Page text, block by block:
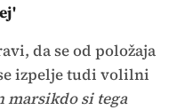
da se od položaja
izpelje tudi volilni
marsikdo si tega